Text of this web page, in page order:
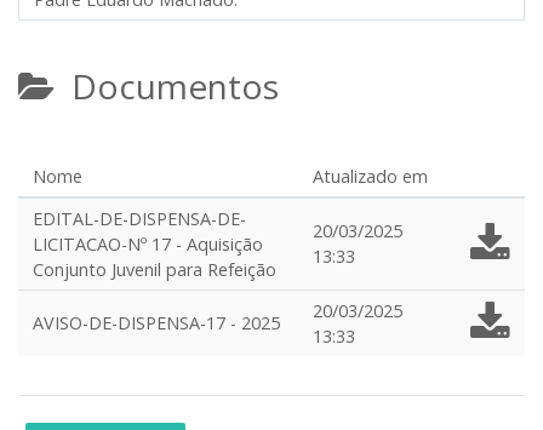
Documentos
Nome
Atualizado em
EDITAL-DE-DISPENSA-DE-
LICITACAO-Nº 17 - Aquisição
Conjunto Juvenil para Refeição
20/03/2025
13:33
AVISO-DE-DISPENSA-17 - 2025
20/03/2025
13:33